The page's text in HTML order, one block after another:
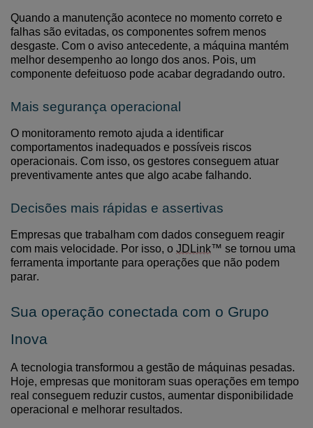
Quando a manutenção acontece no momento correto e
falhas são evitadas, os componentes sofrem menos
desgaste. Com o aviso antecedente, a máquina mantém
melhor desempenho ao longo dos anos. Pois, um
componente defeituoso pode acabar degradando outro.
Mais segurança operacional
O monitoramento remoto ajuda a identificar
comportamentos inadequados e possíveis riscos
operacionais. Com isso, os gestores conseguem atuar
preventivamente antes que algo acabe falhando.
Decisões mais rápidas e assertivas
Empresas que trabalham com dados conseguem reagir
com mais velocidade. Por isso, o JDLink™ se tornou uma
ferramenta importante para operações que não podem
parar.
Sua operação conectada com o Grupo
Inova
A tecnologia transformou a gestão de máquinas pesadas.
Hoje, empresas que monitoram suas operações em tempo
real conseguem reduzir custos, aumentar disponibilidade
operacional e melhorar resultados.